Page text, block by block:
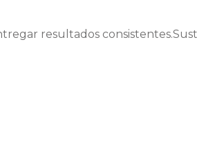
resultados